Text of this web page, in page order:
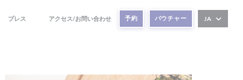
プレス
((新しいウィンドウで開きます))
((新しいウィンドウで開きます))
アクセス/お問い合わせ 予約 バウチャー JA